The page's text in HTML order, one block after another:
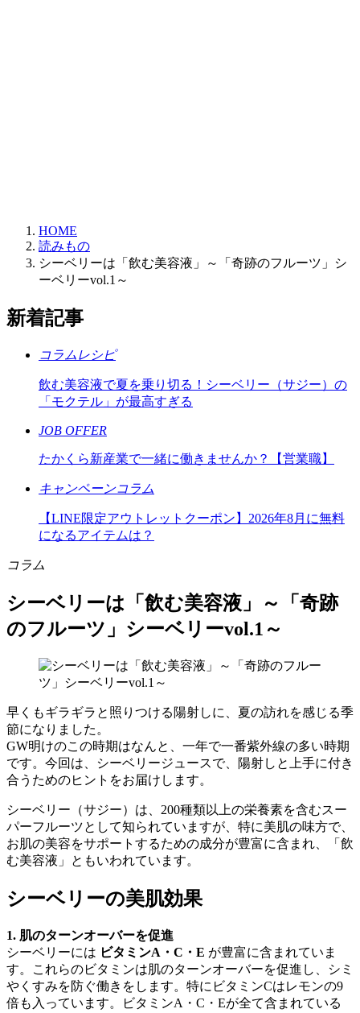
HOME
読みもの
シーベリーは「飲む美容液」～「奇跡のフルーツ」シ
ーベリーvol.1～
新着記事
コラムレシピ
飲む美容液で夏を乗り切る！シーベリー（サジー）の
「モクテル」が最高すぎる
JOB OFFER
たかくら新産業で一緒に働きませんか？【営業職】
キャンペーンコラム
【LINE限定アウトレットクーポン】2026年8月に無料
になるアイテムは？
コラム
シーベリーは「飲む美容液」～「奇跡
のフルーツ」シーベリーvol.1～
早くもギラギラと照りつける陽射しに、夏の訪れを感じる季
節になりました。
GW明けのこの時期はなんと、一年で一番紫外線の多い時期
です。今回は、シーベリージュースで、陽射しと上手に付き
合うためのヒントをお届けします。
シーベリー（サジー）は、200種類以上の栄養素を含むスー
パーフルーツとして知られていますが、特に美肌の味方で、
お肌の美容をサポートするための成分が豊富に含まれ、「飲
む美容液」ともいわれています。
シーベリーの美肌効果
1. 肌のターンオーバーを促進
シーベリーには ビタミンA・C・E が豊富に含まれていま
す。これらのビタミンは肌のターンオーバーを促進し、シミ
やくすみを防ぐ働きをします。特にビタミンCはレモンの9
倍も入っています。ビタミンA・C・Eが全て含まれている